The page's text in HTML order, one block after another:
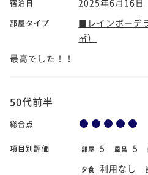
宿泊日
部屋タイプ
■レインボーデ
㎡）
最高でした！！
50代前半
総合点
項目別評価 部屋 5 風呂 5
夕食 利用なし